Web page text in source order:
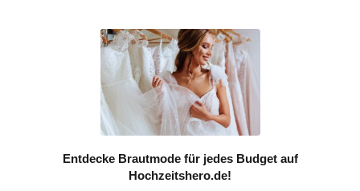
Entdecke Brautmode für jedes Budget auf
Hochzeitshero.de!